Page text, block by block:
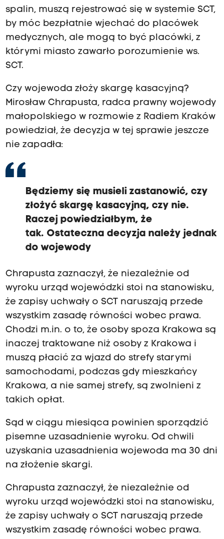
spalin, muszą rejestrować się w systemie SCT,
by móc bezpłatnie wjechać do placówek
medycznych, ale mogą to być placówki, z
którymi miasto zawarło porozumienie ws.
SCT.
Czy wojewoda złoży skargę kasacyjną?
Mirosław Chrapusta, radca prawny wojewody
małopolskiego w rozmowie z Radiem Kraków
powiedział, że decyzja w tej sprawie jeszcze
nie zapadła:
Będziemy się musieli zastanowić, czy
złożyć skargę kasacyjną, czy nie.
Raczej powiedziałbym, że
tak. Ostateczna decyzja należy jednak
do wojewody
Chrapusta zaznaczył, że niezależnie od
wyroku urząd wojewódzki stoi na stanowisku,
że zapisy uchwały o SCT naruszają przede
wszystkim zasadę równości wobec prawa.
Chodzi m.in. o to, że osoby spoza Krakowa są
inaczej traktowane niż osoby z Krakowa i
muszą płacić za wjazd do strefy starymi
samochodami, podczas gdy mieszkańcy
Krakowa, a nie samej strefy, są zwolnieni z
takich opłat.
Sąd w ciągu miesiąca powinien sporządzić
pisemne uzasadnienie wyroku. Od chwili
uzyskania uzasadnienia wojewoda ma 30 dni
na złożenie skargi.
Chrapusta zaznaczył, że niezależnie od
wyroku urząd wojewódzki stoi na stanowisku,
że zapisy uchwały o SCT naruszają przede
wszystkim zasadę równości wobec prawa.